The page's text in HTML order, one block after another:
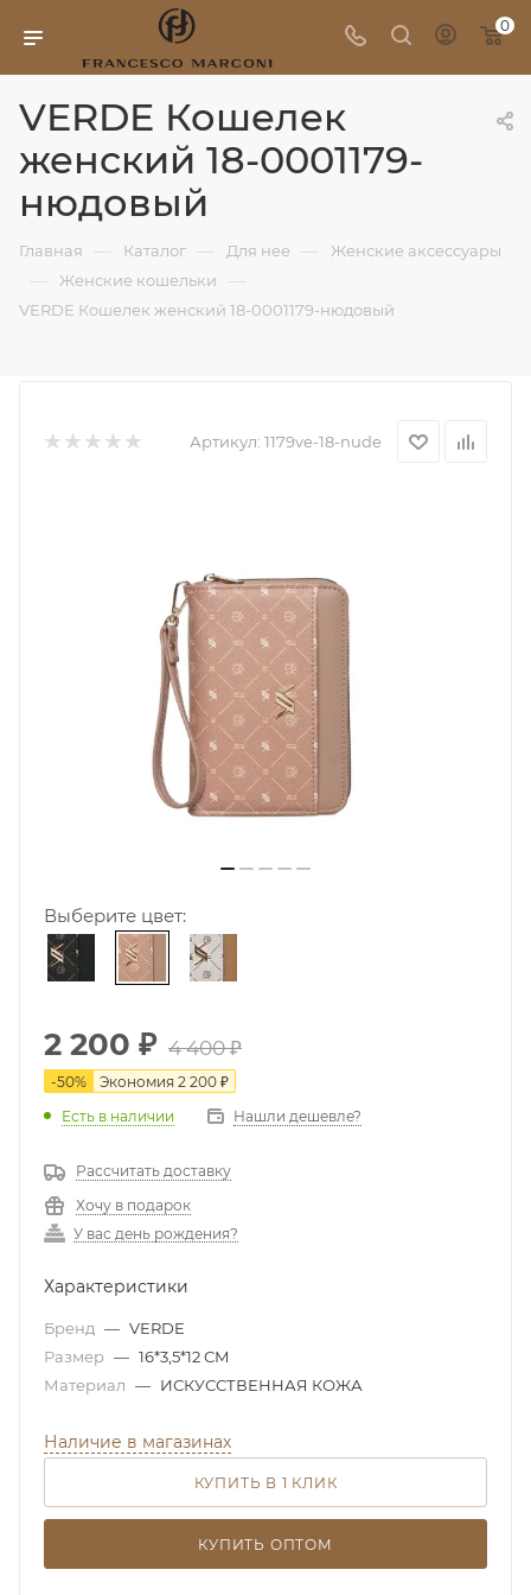
0
VERDE Кошелек
женский 18-0001179-
нюдовый
Главная — Каталог — Для нее — Женские аксессуары
— Женские кошельки —
VERDE Кошелек женский 18-0001179-нюдовый
Артикул: 1179ve-18-nude
Выберите цвет:
2 200 ₽ 4 400₽
-50% Экономия 2 200 ₽
Есть в наличии
Нашли дешевле?
Рассчитать доставку
Хочу в подарок
У вас день рождения?
Характеристики
Бренд — VERDE
Размер — 16*3,5*12 СМ
Материал — ИСКУССТВЕННАЯ КОЖА
Наличие в магазинах
КУПИТЬ В 1 КЛИК
КУПИТЬ ОПТОМ